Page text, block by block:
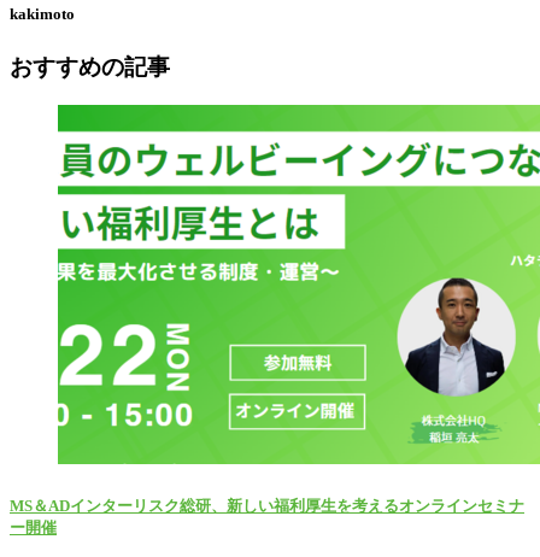
kakimoto
おすすめの記事
MS＆ADインターリスク総研、新しい福利厚生を考えるオンラインセミナ
ー開催